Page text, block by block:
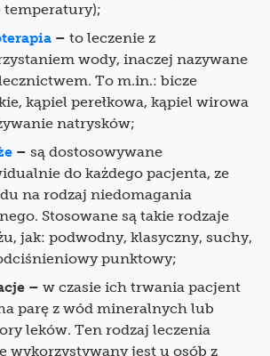
temperatury);
– to leczenie z
wody, inaczej nazywane
To m.in.: bicze
kąpiel perełkowa, kąpiel wirowa
natrysków;
– są dostosowywane
do każdego pacjenta, ze
na rodzaj niedomagania
Stosowane są takie rodzaje
jak: podwodny, klasyczny, suchy,
punktowy;
– w czasie ich trwania pacjent
parę z wód mineralnych lub
leków. Ten rodzaj leczenia
wykorzystywany jest u osób z